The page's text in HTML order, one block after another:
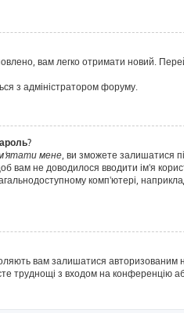
вам легко отримати новий.
з адміністратором форуму.
мене, ви зможете залишатися
вам не доводилося вводити ім'я
комп'ютері,
вам залишатися авторизованим
труднощі з входом на